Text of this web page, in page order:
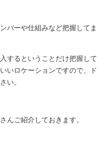
バーや仕組みなど把握してま
するということだけ把握して
いロケーションですので、ド
い。
んご紹介しておきます。